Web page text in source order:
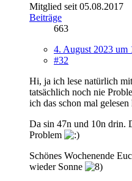
Mitglied seit 05.08.2017
Beiträge
663
4. August 2023 um
#32
Hi, ja ich lese natürlich
tatsächlich noch nie
ich das schon mal
Da sin 47n und 10n drin.
Problem
Schönes Wochenende
wieder Sonne